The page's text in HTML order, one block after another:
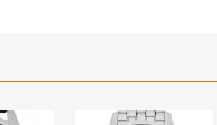
またお電話でお問い合わせ頂きま
切れになる場合がございます。